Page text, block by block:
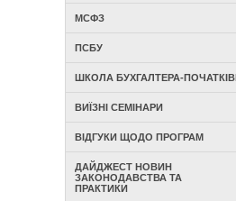
МСФЗ
ПСБУ
ШКОЛА БУХГАЛТЕРА-
ВИЇЗНІ СЕМІНАРИ
ВІДГУКИ ЩОДО ПРОГРАМ
ДАЙДЖЕСТ НОВИН
ЗАКОНОДАВСТВА ТА
ПРАКТИКИ